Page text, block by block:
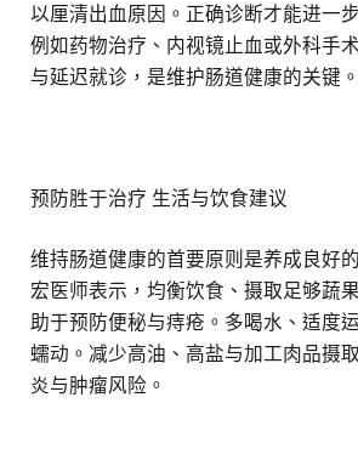
以厘清出血原因。正确诊断才能进一
例如药物治疗、内视镜止血或外科手
与延迟就诊，是维护肠道健康的关键。
预防胜于治疗 生活与饮食建议
维持肠道健康的首要原则是养成良好
宏医师表示，均衡饮食、摄取足够蔬
助于预防便秘与痔疮。多喝水、适度
蠕动。减少高油、高盐与加工肉品摄
炎与肿瘤风险。